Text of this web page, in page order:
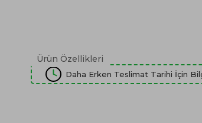
Ürün Özellikleri
Daha Erken Teslimat Tarihi İçin